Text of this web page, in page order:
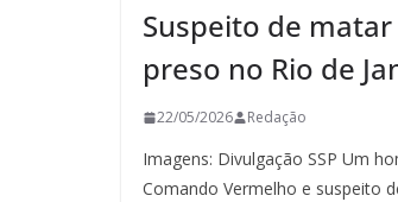
Suspeito de
preso no Rio de
22/05/2026 Redação
Imagens: Divulgação SSP Um
Comando Vermelho e suspeito